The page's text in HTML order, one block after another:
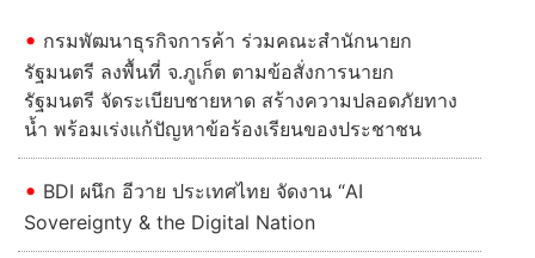
กรมพัฒนาธุรกิจการค้า ร่วมคณะสำนักนายก
รัฐมนตรี ลงพื้นที่ จ.ภูเก็ต ตามข้อสั่งการนายก
รัฐมนตรี จัดระเบียบชายหาด สร้างความปลอดภัยทาง
น้ำ พร้อมเร่งแก้ปัญหาข้อร้องเรียนของประชาชน
BDI ผนึก อีวาย ประเทศไทย จัดงาน “AI
Sovereignty & the Digital Nation